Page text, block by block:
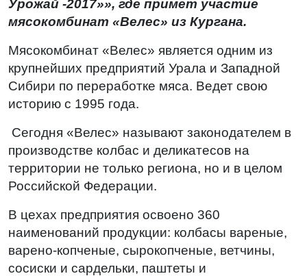
Урожай -2017»», где примет участие
мясокомбинат «Велес» из Кургана.
Мясокомбинат «Велес» является одним из
крупнейших предприятий Урала и Западной
Сибири по переработке мяса. Ведет свою
историю с 1995 года.
Сегодня «Велес» называют законодателем в
производстве колбас и деликатесов на
территории не только региона, но и в целом
Российской Федерации.
В цехах предприятия освоено 360
наименований продукции: колбасы вареные,
варено-копченые, сырокопченые, ветчины,
сосиски и сардельки, паштеты и